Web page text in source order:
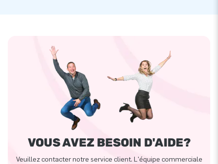
VOUS AVEZ BESOIN D'AIDE?
Veuillez contacter notre service client. L'équipe commerciale